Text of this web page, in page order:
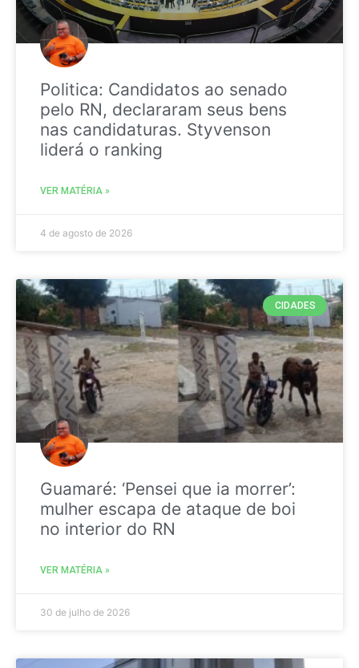
Politica: Candidatos ao senado
pelo RN, declararam seus bens
nas candidaturas. Styvenson
liderá o ranking
VER MATÉRIA »
4 de agosto de 2026
CIDADES
Guamaré: ‘Pensei que ia morrer’:
mulher escapa de ataque de boi
no interior do RN
VER MATÉRIA »
30 de julho de 2026